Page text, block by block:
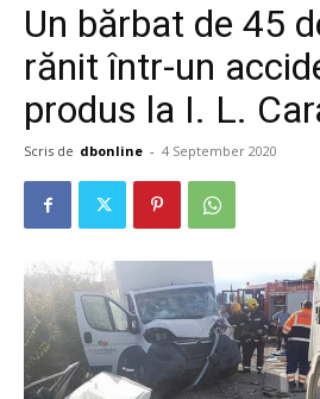
Un bărbat de 45
rănit într-un
produs la I. L.
Scris de dbonline - 4 September 2020